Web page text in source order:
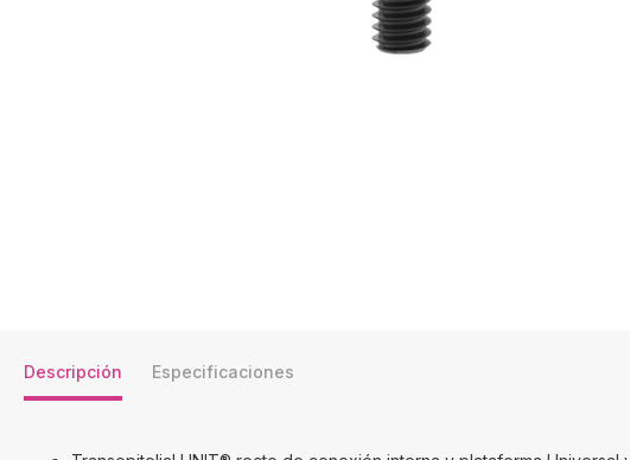
Descripción Especificaciones